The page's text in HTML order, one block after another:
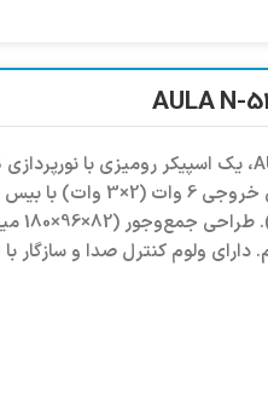
ولوم کنترل صدا و سازگار با